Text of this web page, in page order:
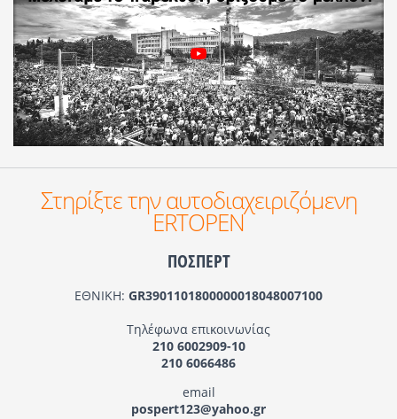
Στηρίξτε την αυτοδιαχειριζόμενη
ERTOPEN
ΠΟΣΠΕΡΤ
ΕΘΝΙΚΗ: GR3901101800000018048007100
Τηλέφωνα επικοινωνίας
210 6002909-10
210 6066486
email
pospert123@yahoo.gr